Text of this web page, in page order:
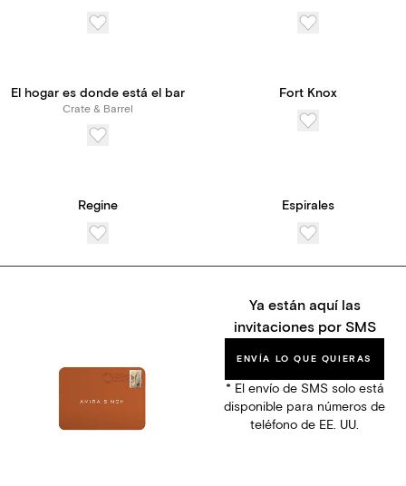
El hogar es donde está el bar
Crate & Barrel
Fort Knox
Regine Espirales
Ya están aquí las
invitaciones por SMS
ENVÍA LO QUE QUIERAS
* El envío de SMS solo está
disponible para números de
teléfono de EE. UU.